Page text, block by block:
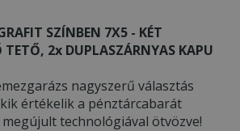
SZÍNBEN 7X5 - KÉT
TETŐ, 2x DUPLASZÁRNYAS KAPU
nagyszerű választás
értékelik a pénztárcabarát
technológiával ötvözve!